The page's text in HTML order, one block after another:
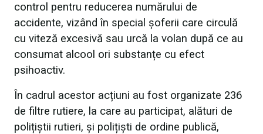
control pentru reducerea numărului de
accidente, vizând în special șoferii care circulă
cu viteză excesivă sau urcă la volan după ce au
consumat alcool ori substanțe cu efect
psihoactiv.
În cadrul acestor acțiuni au fost organizate 236
de filtre rutiere, la care au participat, alături de
polițiștii rutieri, și polițiști de ordine publică,